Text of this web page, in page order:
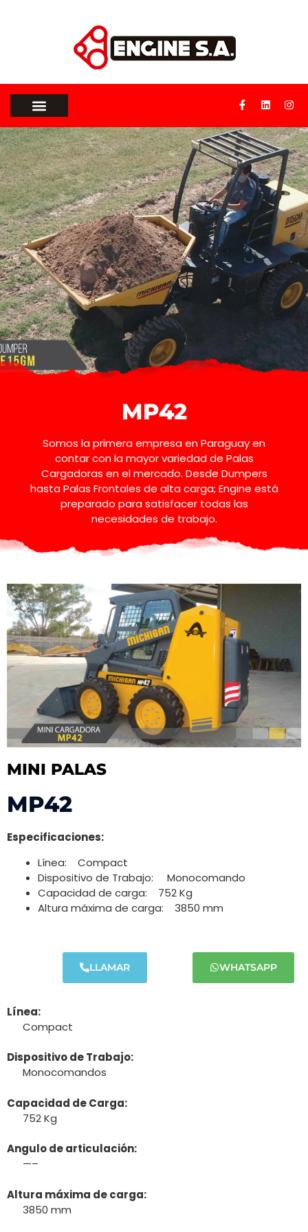
MP42
Somos la primera empresa en Paraguay en
contar con la mayor variedad de Palas
Cargadoras en el mercado. Desde Dumpers
hasta Palas Frontales de alta carga; Engine está
preparado para satisfacer todas las
necesidades de trabajo.
MINI PALAS
MP42
Especificaciones:
Línea: Compact
Dispositivo de Trabajo: Monocomando
Capacidad de carga: 752 Kg
Altura máxima de carga: 3850 mm
LLAMAR WHATSAPP
Línea:
Compact
Dispositivo de Trabajo:
Monocomandos
Capacidad de Carga:
752 Kg
Angulo de articulación:
—–
Altura máxima de carga:
3850 mm